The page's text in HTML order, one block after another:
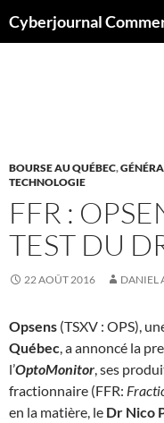
auCyberjournal
BOURSE AU QUÉBEC,
TECHNOLOGIE
FFR :
TEST DU
22 AOÛT 2016 DANIEL
Opsens (TSXV : OPS),
Québec, a annoncé la
l’OptoMonitor, ses
fractionnaire (FFR:
en la matière, le Dr Nico